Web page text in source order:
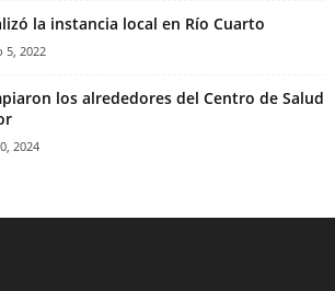
la instancia local en Río Cuarto
5, 2022
los alrededores del Centro de Salud
2024